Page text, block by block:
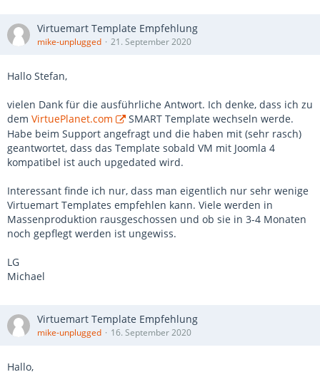
Virtuemart Template Empfehlung
mike-unplugged 21. September 2020
Hallo Stefan,
vielen Dank für die ausführliche Antwort. Ich denke, dass ich zu
dem VirtuePlanet.com
SMART Template wechseln werde.
Habe beim Support angefragt und die haben mit (sehr rasch)
geantwortet, dass das Template sobald VM mit Joomla 4
kompatibel ist auch upgedated wird.
Interessant finde ich nur, dass man eigentlich nur sehr wenige
Virtuemart Templates empfehlen kann. Viele werden in
Massenproduktion rausgeschossen und ob sie in 3-4 Monaten
noch gepflegt werden ist ungewiss.
LG
Michael
Virtuemart Template Empfehlung
mike-unplugged 16. September 2020
Hallo,